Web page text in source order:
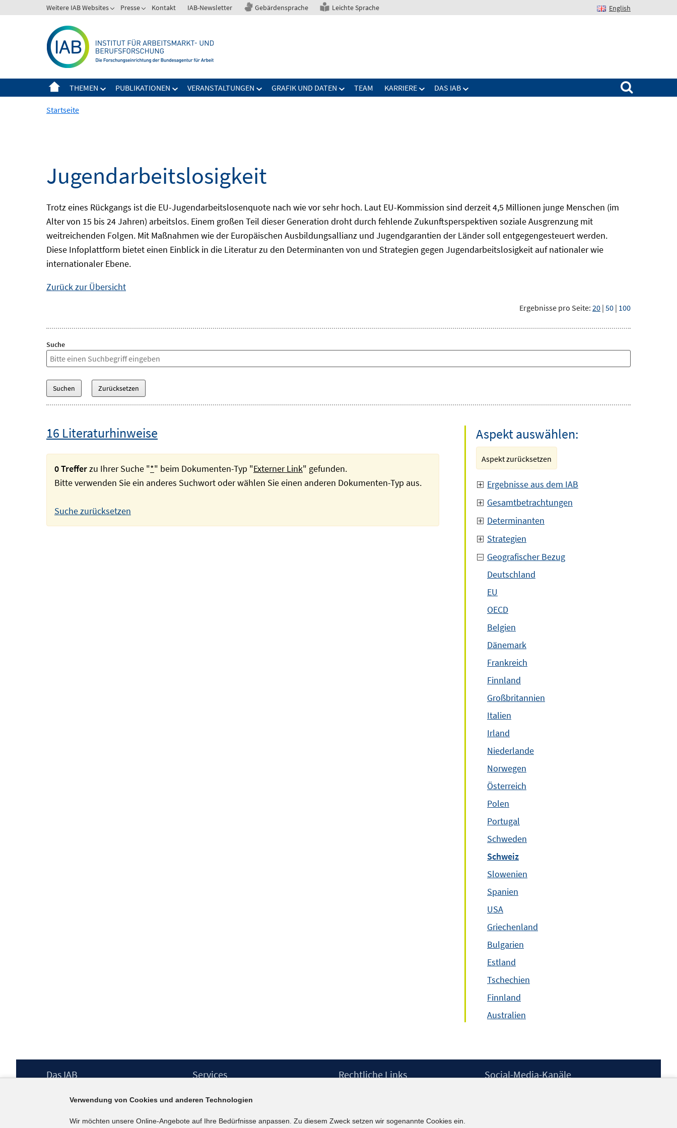
zum
Weitere IAB Websites Presse Kontakt IAB-Newsletter Gebärdensprache Leichte Sprache English
THEMEN PUBLIKATIONEN VERANSTALTUNGEN GRAFIK UND DATEN TEAM KARRIERE DAS IAB
Suchen nach:
Startseite
Jugendarbeitslosigkeit
Trotz eines Rückgangs ist die EU-Jugendarbeitslosenquote nach wie vor sehr hoch. Laut EU-Kommission sind derzeit 4,5 Millionen junge Menschen (im
Alter von 15 bis 24 Jahren) arbeitslos. Einem großen Teil dieser Generation droht durch fehlende Zukunftsperspektiven soziale Ausgrenzung mit
weitreichenden Folgen. Mit Maßnahmen wie der Europäischen Ausbildungsallianz und Jugendgarantien der Länder soll entgegengesteuert werden.
Diese Infoplattform bietet einen Einblick in die Literatur zu den Determinanten von und Strategien gegen Jugendarbeitslosigkeit auf nationaler wie
internationaler Ebene.
Zurück zur Übersicht
Ergebnisse pro Seite: 20 | 50 | 100
Suche
16 Literaturhinweise
0 Trefferzu Ihrer Suche "*" beim Dokumenten-Typ "Externer Link" gefunden.
Bitte verwenden Sie ein anderes Suchwort oder wählen Sie einen anderen Dokumenten-Typ aus.
Suche zurücksetzen
Aspekt auswählen:
Aspekt zurücksetzen
Ergebnisse aus dem IAB
Gesamtbetrachtungen
Determinanten
Strategien
Geografischer Bezug
Deutschland
EU
OECD
Belgien
Dänemark
Frankreich
Finnland
Großbritannien
Italien
Irland
Niederlande
Norwegen
Österreich
Polen
Portugal
Schweden
Schweiz
Slowenien
Spanien
USA
Griechenland
Bulgarien
Estland
Tschechien
Finnland
Australien
Footer
Das IAB
Berufsforschung (IAB) – unser Leitbild
Institutsleitung
Services
IAB-Newsletter
Kontakt
Rechtliche Links
Erklärung zur Barrierefreiheit
Social-Media-Kanäle
Verwendung von Cookies und anderen Technologien
Wir möchten unsere Online-Angebote auf Ihre Bedürfnisse anpassen. Zu diesem Zweck setzen wir sogenannte Cookies ein.